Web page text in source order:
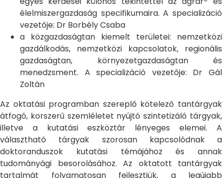
élelmiszergazdaság specifikumaira. A specializáció
vezetője: Dr Borbély Csaba
a közgazdaságtan kiemelt területei: nemzetközi
gazdálkodás, nemzetközi kapcsolatok, regionális
gazdaságtan, környezetgazdaságtan és
menedzsment. A specializáció vezetője: Dr Gál
Zoltán
Az oktatási programban szereplő kötelező tantárgyak
átfogó, korszerű szemléletet nyújtó szintetizáló tárgyak,
illetve a kutatási eszköztár lényeges elemei. A
választható tárgyak szorosan kapcsolódnak a
doktoranduszok kutatási témájához és annak
tudományági besorolásához. Az oktatott tantárgyak
tartalmát folyamatosan fejlesztjük, a legújabb